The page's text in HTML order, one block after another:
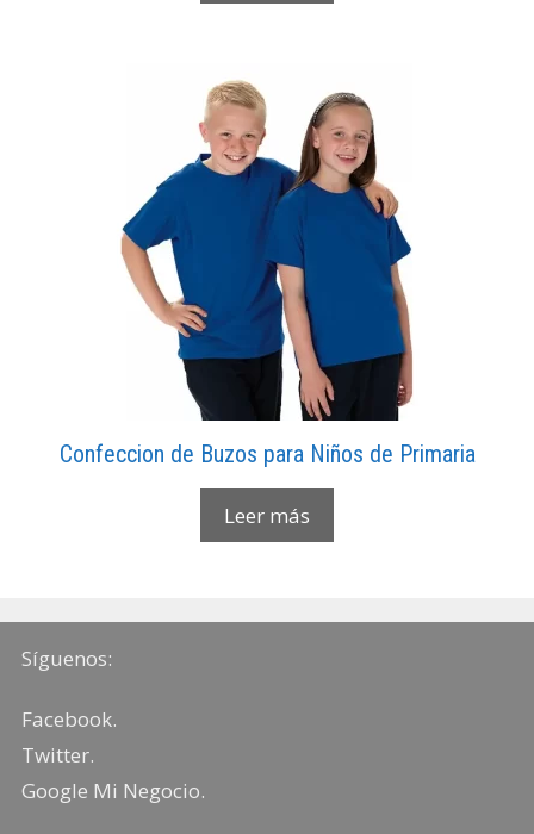
Confeccion de Buzos para Niños de Primaria
Leer más
Síguenos:
Facebook.
Twitter.
Google Mi Negocio.